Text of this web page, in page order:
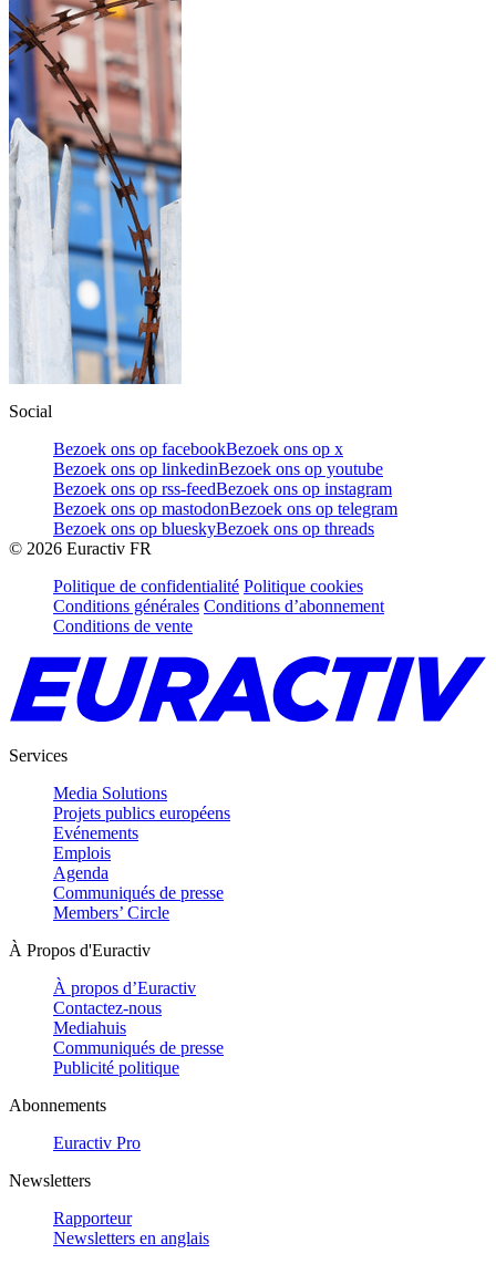
Social
Bezoek ons op facebookBezoek ons op x
Bezoek ons op linkedinBezoek ons op youtube
Bezoek ons op rss-feedBezoek ons op instagram
Bezoek ons op mastodonBezoek ons op telegram
Bezoek ons op blueskyBezoek ons op threads
© 2026 Euractiv FR
Politique de confidentialité Politique cookies
Conditions générales Conditions d’abonnement
Conditions de vente
Services
Media Solutions
Projets publics européens
Evénements
Emplois
Agenda
Communiqués de presse
Members’ Circle
À Propos d'Euractiv
À propos d’Euractiv
Contactez-nous
Mediahuis
Communiqués de presse
Publicité politique
Abonnements
Euractiv Pro
Newsletters
Rapporteur
Newsletters en anglais